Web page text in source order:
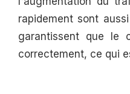
rapidement sont
garantissent que le
correctement, ce qui